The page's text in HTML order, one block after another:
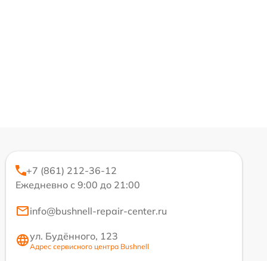
+7 (861) 212-36-12
Ежедневно с 9:00 до 21:00
info@bushnell-repair-center.ru
ул. Будённого, 123
Адрес сервисного центра Bushnell